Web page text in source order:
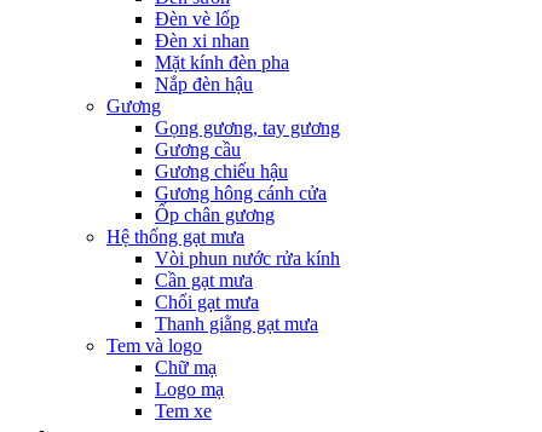
Đèn vè lốp
Đèn xi nhan
Mặt kính đèn pha
Nắp đèn hậu
Gương
Gọng gương, tay gương
Gương cầu
Gương chiếu hậu
Gương hông cánh cửa
Ốp chân gương
Hệ thống gạt mưa
Vòi phun nước rửa kính
Cần gạt mưa
Chổi gạt mưa
Thanh giằng gạt mưa
Tem và logo
Chữ mạ
Logo mạ
Tem xe